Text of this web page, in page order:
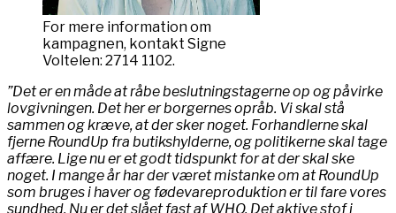
For mere information om
kampagnen, kontakt Signe
Voltelen: 2714 1102.
”Det er en måde at råbe beslutningstagerne op og påvirke
lovgivningen. Det her er borgernes opråb. Vi skal stå
sammen og kræve, at der sker noget. Forhandlerne skal
fjerne RoundUp fra butikshylderne, og politikerne skal tage
affære. Lige nu er et godt tidspunkt for at der skal ske
noget. I mange år har der været mistanke om at RoundUp
som bruges i haver og fødevareproduktion er til fare vores
sundhed. Nu er det slået fast af WHO. Det aktive stof i